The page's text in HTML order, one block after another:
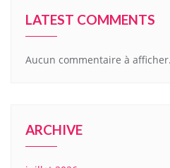
LATEST COMMENTS
Aucun commentaire à afficher.
ARCHIVE